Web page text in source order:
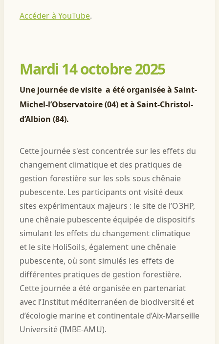
Accéder à YouTube.
Mardi 14 octobre 2025
Une journée de visite a été organisée à Saint-
Michel-l’Observatoire (04) et à Saint-Christol-
d’Albion (84).
Cette journée s'est concentrée sur les effets du
changement climatique et des pratiques de
gestion forestière sur les sols sous chênaie
pubescente. Les participants ont visité deux
sites expérimentaux majeurs : le site de l’O3HP,
une chênaie pubescente équipée de dispositifs
simulant les effets du changement climatique
et le site HoliSoils, également une chênaie
pubescente, où sont simulés les effets de
différentes pratiques de gestion forestière.
Cette journée a été organisée en partenariat
avec l’Institut méditerranéen de biodiversité et
d’écologie marine et continentale d’Aix-Marseille
Université (IMBE-AMU).